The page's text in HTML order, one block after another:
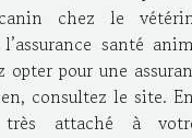
chez le
santé
opter pour une
consultez le site.
très attaché à